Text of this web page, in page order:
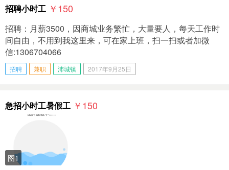
招聘小时工 ￥150
招聘：月薪3500，因商城业务繁忙，大量要人，每天工作时
间自由，不用到我这里来，可在家上班，扫一扫或者加微
信:1306704066
招聘 兼职 沛城镇 2017年9月25日
急招小时工暑假工 ￥150
图1